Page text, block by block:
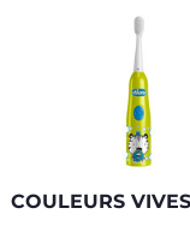
COULEURS VIVES